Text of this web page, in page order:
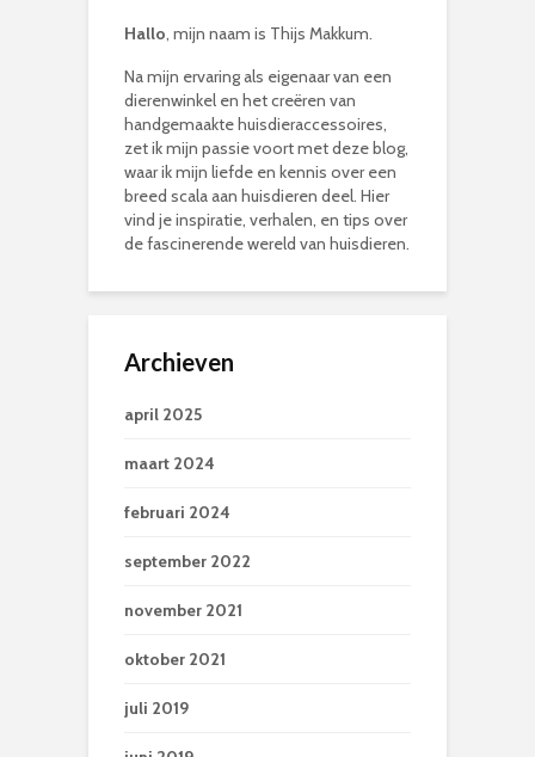
Hallo, mijn naam is Thijs Makkum.
Na mijn ervaring als eigenaar van een
dierenwinkel en het creëren van
handgemaakte huisdieraccessoires,
zet ik mijn passie voort met deze blog,
waar ik mijn liefde en kennis over een
breed scala aan huisdieren deel. Hier
vind je inspiratie, verhalen, en tips over
de fascinerende wereld van huisdieren.
Archieven
april 2025
maart 2024
februari 2024
september 2022
november 2021
oktober 2021
juli 2019